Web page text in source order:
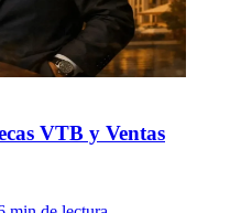
VTB y Ventas